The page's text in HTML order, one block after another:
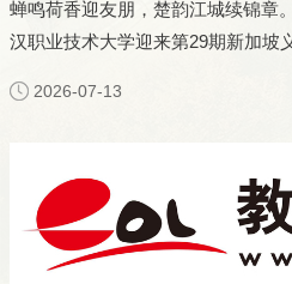
蝉鸣荷香迎友朋，楚韵江城续锦章
汉职业技术大学迎来第29期新加坡
2026-07-13